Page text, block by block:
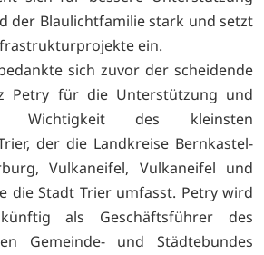
der Blaulichtfamilie stark und setzt
ein.
sich zuvor der scheidende
Petry für die Unterstützung und
Wichtigkeit des kleinsten
der die Landkreise Bernkastel-
Vulkaneifel, Vulkaneifel und
die Stadt Trier umfasst. Petry wird
als Geschäftsführer des
Gemeinde- und Städtebundes